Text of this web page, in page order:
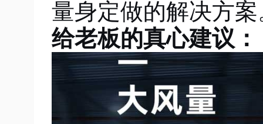
量身定做的解决方
给老板的真心建议：